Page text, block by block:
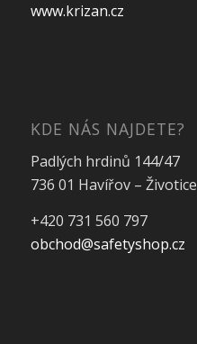
www.krizan.cz
KDE NÁS NAJDETE?
Padlých hrdinů 144/47
736 01 Havířov – Životice
+420 731 560 797
obchod@safetyshop.cz